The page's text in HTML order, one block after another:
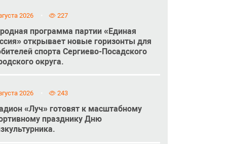
2026 227
программа партии «Единая
открывает новые горизонты для
спорта Сергиево-Посадского
округа.
2026 243
«Луч» готовят к масштабному
празднику Дню